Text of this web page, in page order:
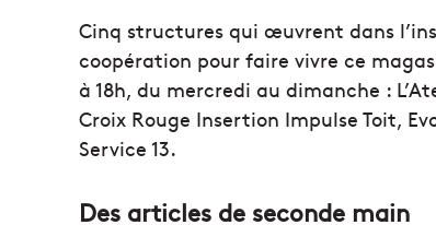
Cinq structures qui œuvrent dans
coopération pour faire vivre ce
à 18h, du mercredi au dimanche :
Croix Rouge Insertion Impulse Toit,
Service 13.
Des articles de seconde main